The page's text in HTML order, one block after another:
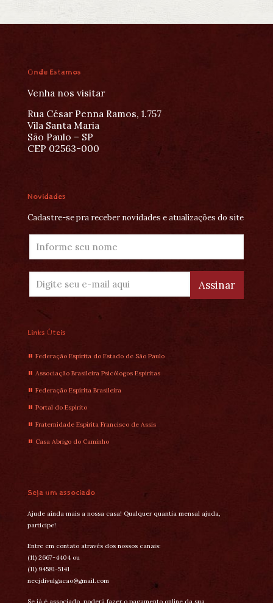
Onde Estamos
Venha nos visitar
Rua César Penna Ramos, 1.757
Vila Santa Maria
São Paulo – SP
CEP 02563-000
Novidades
Cadastre-se pra receber novidades e atualizações do site
Links Úteis
Federação Espírita do Estado de São Paulo
Associação Brasileira Psicólogos Espíritas
Federação Espírita Brasileira
Portal do Espírito
Fraternidade Espírita Francisco de Assis
Casa Abrigo do Caminho
Seja um associado
Ajude ainda mais a nossa casa! Qualquer quantia mensal ajuda,
participe!
Entre em contato através dos nossos canais:
(11) 2667-4404 ou
(11) 94581-5141
necjdivulgacao@gmail.com
Se já é associado, poderá fazer o pagamento online da sua